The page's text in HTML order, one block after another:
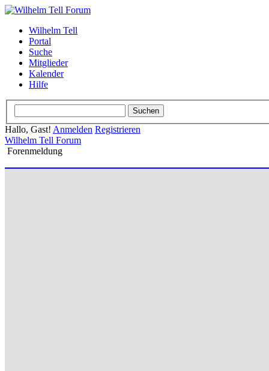
Wilhelm Tell
Portal
Suche
Mitglieder
Kalender
Hilfe
Hallo, Gast! Anmelden Registrieren
Wilhelm Tell Forum
Forenmeldung